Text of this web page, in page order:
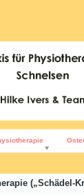
(„Schädel-